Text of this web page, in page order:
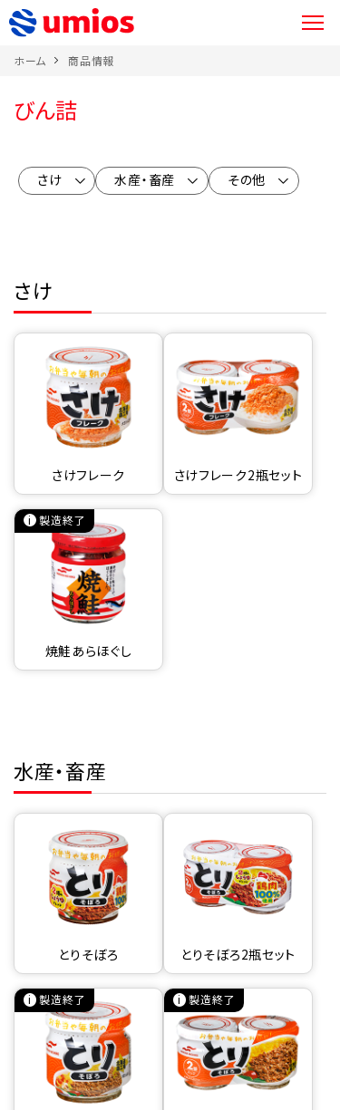
ホーム 商品情報
びん詰
さけ 水産・畜産 その他
さけ
さけフレーク さけフレーク2瓶セット
焼鮭あらほぐし
製造終了
水産・畜産
とりそぼろ とりそぼろ2瓶セット
製造終了 製造終了